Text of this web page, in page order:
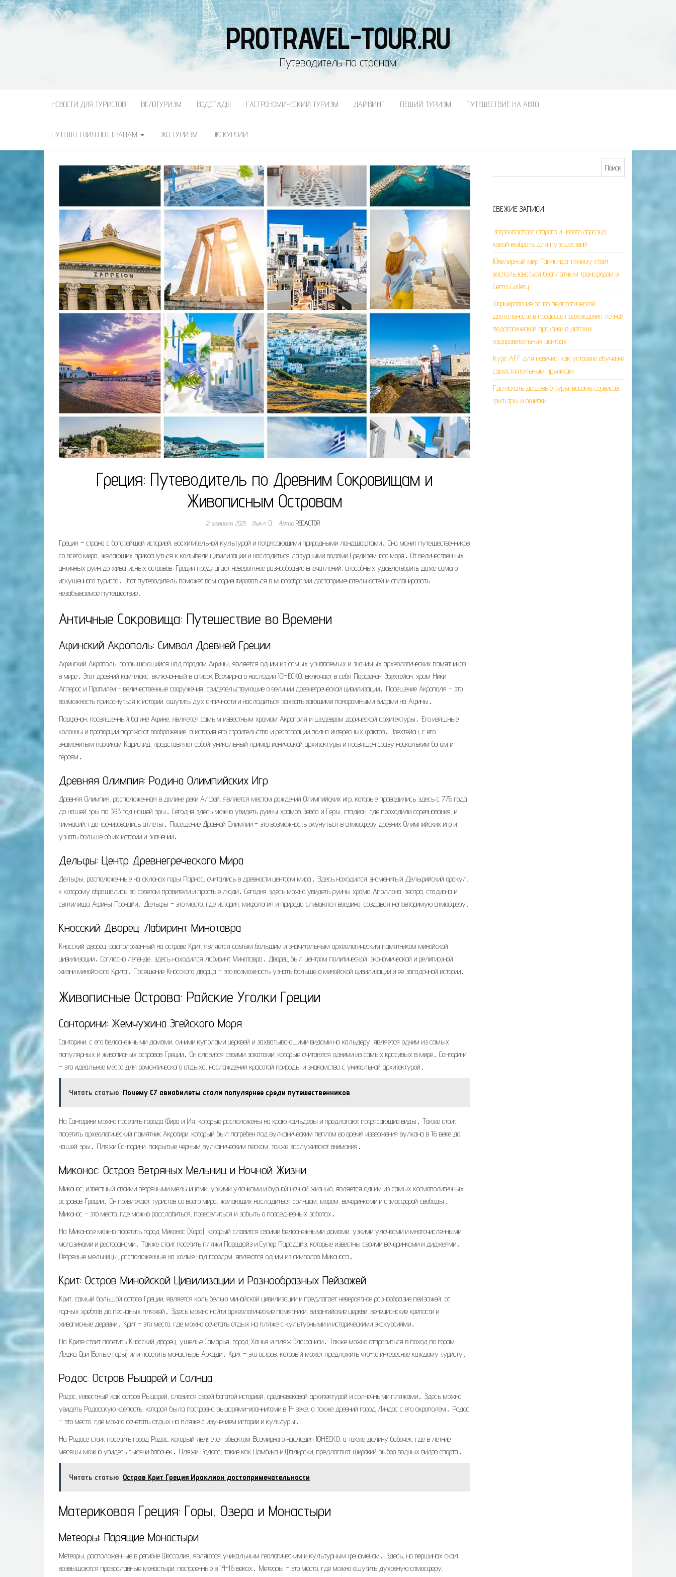
PROTRAVEL-TOUR.RU
Путеводитель по странам
НОВОСТИ ДЛЯ ТУРИСТОВ ВЕЛОТУРИЗМ ВОДОПАДЫ ГАСТРОНОМИЧЕСКИЙ ТУРИЗМ ДАЙВИНГ ПЕШИЙ ТУРИЗМ ПУТЕШЕСТВИЕ НА АВТО
ПУТЕШЕСТВИЯ ПО СТРАНАМ ЭКО ТУРИЗМ ЭКСКУРСИИ
Греция: Путеводитель по Древним Сокровищам и
Живописным Островам
12 февраля 2025 Выкл. АвторREDACTOR
Греция – страна с богатейшей историей, восхитительной культурой и потрясающими природными ландшафтами․ Она манит путешественников
со всего мира, желающих прикоснуться к колыбели цивилизации и насладиться лазурными водами Средиземного моря․ От величественных
античных руин до живописных островов, Греция предлагает невероятное разнообразие впечатлений, способных удовлетворить даже самого
искушенного туриста․ Этот путеводитель поможет вам сориентироваться в многообразии достопримечательностей и спланировать
незабываемое путешествие․
Античные Сокровища: Путешествие во Времени
Афинский Акрополь: Символ Древней Греции
Афинский Акрополь, возвышающийся над городом Афины, является одним из самых узнаваемых и значимых археологических памятников
в мире․ Этот древний комплекс, включенный в список Всемирного наследия ЮНЕСКО, включает в себя Парфенон, Эрехтейон, храм Ники
Аптерос и Пропилеи – величественные сооружения, свидетельствующие о величии древнегреческой цивилизации․ Посещение Акрополя – это
возможность прикоснуться к истории, ощутить дух античности и насладиться захватывающими панорамными видами на Афины․
Парфенон, посвященный богине Афине, является самым известным храмом Акрополя и шедевром дорической архитектуры․ Его изящные
колонны и пропорции поражают воображение, а история его строительства и реставрации полна интересных фактов․ Эрехтейон, с его
знаменитым портиком Кариатид, представляет собой уникальный пример ионической архитектуры и посвящен сразу нескольким богам и
героям․
Древняя Олимпия: Родина Олимпийских Игр
Древняя Олимпия, расположенная в долине реки Алфей, является местом рождения Олимпийских игр, которые проводились здесь с 776 года
до нашей эры по 393 год нашей эры․ Сегодня здесь можно увидеть руины храмов Зевса и Геры, стадион, где проходили соревнования, и
гимнасий, где тренировались атлеты․ Посещение Древней Олимпии – это возможность окунуться в атмосферу древних Олимпийских игр и
узнать больше об их истории и значении․
Дельфы: Центр Древнегреческого Мира
Дельфы, расположенные на склонах горы Парнас, считались в древности центром мира․ Здесь находился знаменитый Дельфийский оракул,
к которому обращались за советом правители и простые люди․ Сегодня здесь можно увидеть руины храма Аполлона, театра, стадиона и
святилища Афины Пронайи․ Дельфы – это место, где история, мифология и природа сливаются воедино, создавая неповторимую атмосферу․
Кносский Дворец: Лабиринт Минотавра
Кносский дворец, расположенный на острове Крит, является самым большим и значительным археологическим памятником минойской
цивилизации․ Согласно легенде, здесь находился лабиринт Минотавра․ Дворец был центром политической, экономической и религиозной
жизни минойского Крита․ Посещение Кносского дворца – это возможность узнать больше о минойской цивилизации и ее загадочной истории․
Живописные Острова: Райские Уголки Греции
Санторини: Жемчужина Эгейского Моря
Санторини, с его белоснежными домами, синими куполами церквей и захватывающими видами на кальдеру, является одним из самых
популярных и живописных островов Греции․ Он славится своими закатами, которые считаются одними из самых красивых в мире․ Санторини
– это идеальное место для романтического отдыха, наслаждения красотой природы и знакомства с уникальной архитектурой․
Читать статью Почему С7 авиабилеты стали популярнее среди путешественников
На Санторини можно посетить города Фира и Ия, которые расположены на краю кальдеры и предлагают потрясающие виды․ Также стоит
посетить археологический памятник Акротири, который был погребен под вулканическим пеплом во время извержения вулкана в 16 веке до
нашей эры․ Пляжи Санторини, покрытые черным вулканическим песком, также заслуживают внимания․
Миконос: Остров Ветряных Мельниц и Ночной Жизни
Миконос, известный своими ветряными мельницами, узкими улочками и бурной ночной жизнью, является одним из самых космополитичных
островов Греции․ Он привлекает туристов со всего мира, желающих насладиться солнцем, морем, вечеринками и атмосферой свободы․
Миконос – это место, где можно расслабиться, повеселиться и забыть о повседневных заботах․
На Миконосе можно посетить город Миконос (Хора), который славится своими белоснежными домами, узкими улочками и многочисленными
магазинами и ресторанами․ Также стоит посетить пляжи Парадайз и Супер Парадайз, которые известны своими вечеринками и диджеями․
Ветряные мельницы, расположенные на холме над городом, являются одним из символов Миконоса․
Крит: Остров Минойской Цивилизации и Разнообразных Пейзажей
Крит, самый большой остров Греции, является колыбелью минойской цивилизации и предлагает невероятное разнообразие пейзажей, от
горных хребтов до песчаных пляжей․ Здесь можно найти археологические памятники, византийские церкви, венецианские крепости и
живописные деревни․ Крит – это место, где можно сочетать отдых на пляже с культурными и историческими экскурсиями․
На Крите стоит посетить Кносский дворец, ущелье Самарья, город Ханья и пляж Элафониси․ Также можно отправиться в поход по горам
Лефка Ори (Белые горы) или посетить монастырь Аркади․ Крит – это остров, который может предложить что-то интересное каждому туристу․
Родос: Остров Рыцарей и Солнца
Родос, известный как остров Рыцарей, славится своей богатой историей, средневековой архитектурой и солнечными пляжами․ Здесь можно
увидеть Родосскую крепость, которая была построена рыцарями-иоаннитами в 14 веке, а также древний город Линдос с его акрополем․ Родос
– это место, где можно сочетать отдых на пляже с изучением истории и культуры․
На Родосе стоит посетить город Родос, который является объектом Всемирного наследия ЮНЕСКО, а также долину бабочек, где в летние
месяцы можно увидеть тысячи бабочек․ Пляжи Родоса, такие как Цамбика и Фалираки, предлагают широкий выбор водных видов спорта․
Читать статью Остров Крит Греция Ираклион достопримечательности
Материковая Греция: Горы, Озера и Монастыри
Метеоры: Парящие Монастыри
Метеоры, расположенные в регионе Фессалия, являются уникальным геологическим и культурным феноменом․ Здесь, на вершинах скал,
возвышаются православные монастыри, построенные в 14-16 веках․ Метеоры – это место, где можно ощутить духовную атмосферу,
СВЕЖИЕ ЗАПИСИ
Загранпаспорт старого и нового образца:
какой выбрать для путешествий
Ювелирный мир Таиланда: почему стоит
воспользоваться бесплатным трансфером в
Gems Gallery
Формирование основ педагогической
деятельности в процессе прохождения летней
педагогической практики в детских
оздоровительных центрах
Курс AFF для новичка: как устроено обучение
самостоятельным прыжкам
Где искать дешёвые туры: восемь сервисов,
фильтры и ошибки